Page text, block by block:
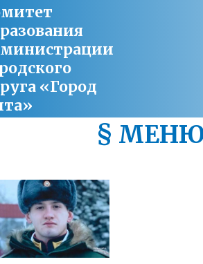
«Город
§